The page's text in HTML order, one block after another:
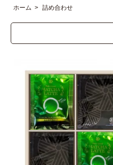
ホーム > 詰め合わせ